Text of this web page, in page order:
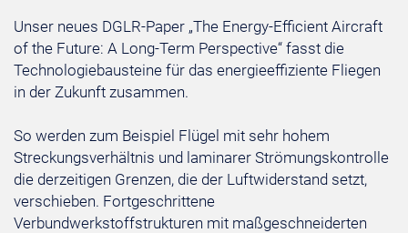
Unser neues DGLR-Paper „The Energy-Efficient Aircraft
of the Future: A Long-Term Perspective“ fasst die
Technologiebausteine für das energieeffiziente Fliegen
in der Zukunft zusammen.
So werden zum Beispiel Flügel mit sehr hohem
Streckungsverhältnis und laminarer Strömungskontrolle
die derzeitigen Grenzen, die der Luftwiderstand setzt,
verschieben. Fortgeschrittene
Verbundwerkstoffstrukturen mit maßgeschneiderten